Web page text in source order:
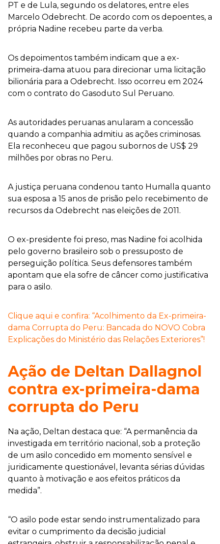
PT e de Lula, segundo os delatores, entre eles
Marcelo Odebrecht. De acordo com os depoentes, a
própria Nadine recebeu parte da verba.
Os depoimentos também indicam que a ex-
primeira-dama atuou para direcionar uma licitação
bilionária para a Odebrecht. Isso ocorreu em 2024
com o contrato do Gasoduto Sul Peruano.
As autoridades peruanas anularam a concessão
quando a companhia admitiu as ações criminosas.
Ela reconheceu que pagou subornos de US$ 29
milhões por obras no Peru.
A justiça peruana condenou tanto Humalla quanto
sua esposa a 15 anos de prisão pelo recebimento de
recursos da Odebrecht nas eleições de 2011.
O ex-presidente foi preso, mas Nadine foi acolhida
pelo governo brasileiro sob o pressuposto de
perseguição política. Seus defensores também
apontam que ela sofre de câncer como justificativa
para o asilo.
Clique aqui e confira: “Acolhimento da Ex-primeira-
dama Corrupta do Peru: Bancada do NOVO Cobra
Explicações do Ministério das Relações Exteriores”!
Ação de Deltan Dallagnol
contra ex-primeira-dama
corrupta do Peru
Na ação, Deltan destaca que: “A permanência da
investigada em território nacional, sob a proteção
de um asilo concedido em momento sensível e
juridicamente questionável, levanta sérias dúvidas
quanto à motivação e aos efeitos práticos da
medida”.
“O asilo pode estar sendo instrumentalizado para
evitar o cumprimento da decisão judicial